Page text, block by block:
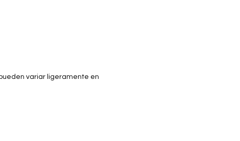
variar ligeramente en